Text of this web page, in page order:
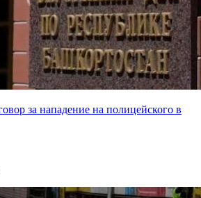
за нападение на полицейского в